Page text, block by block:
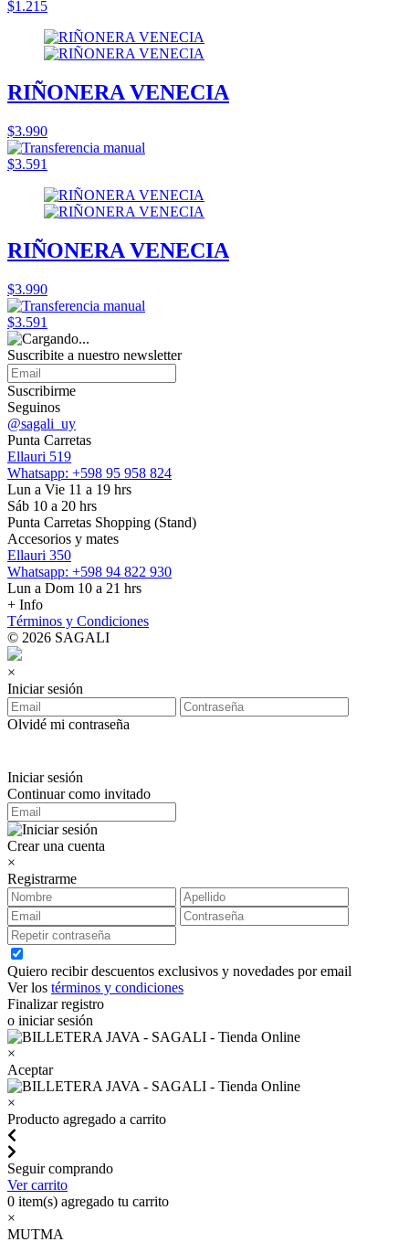
$1.215
RIÑONERA VENECIA
$3.990
$3.591
RIÑONERA VENECIA
$3.990
$3.591
Suscribite a nuestro newsletter
Suscribirme
Seguinos
@sagali_uy
Punta Carretas
Ellauri 519
Whatsapp: +598 95 958 824
Lun a Vie 11 a 19 hrs
Sáb 10 a 20 hrs
Punta Carretas Shopping (Stand)
Accesorios y mates
Ellauri 350
Whatsapp: +598 94 822 930
Lun a Dom 10 a 21 hrs
+ Info
Términos y Condiciones
© 2026 SAGALI
×
Iniciar sesión
Olvidé mi contraseña
Iniciar sesión
Continuar como invitado
Crear una cuenta
×
Registrarme
Quiero recibir descuentos exclusivos y novedades por email
Ver los términos y condiciones
Finalizar registro
o iniciar sesión
×
Aceptar
×
Producto agregado a carrito
Seguir comprando
Ver carrito
0 item(s) agregado tu carrito
×
MUTMA